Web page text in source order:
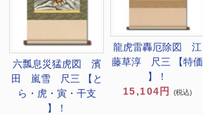
六瓢息災猛虎図 濱
田 嵐雪 尺三 【と
ら・虎・寅・干支
】！
龍虎雷轟厄除図 江
藤草淳 尺三 【特価
】！
15,104円
(税込)